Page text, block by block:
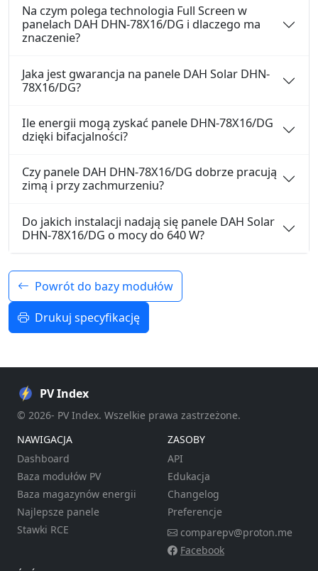
Na czym polega technologia Full Screen w
panelach DAH DHN-78X16/DG i dlaczego ma
znaczenie?
Jaka jest gwarancja na panele DAH Solar DHN-
78X16/DG?
Ile energii mogą zyskać panele DHN-78X16/DG
dzięki bifacjalności?
Czy panele DAH DHN-78X16/DG dobrze pracują
zimą i przy zachmurzeniu?
Do jakich instalacji nadają się panele DAH Solar
DHN-78X16/DG o mocy do 640 W?
Powrót do bazy modułów
Drukuj specyfikację
PV Index
© 2026- PV Index. Wszelkie prawa zastrzeżone.
NAWIGACJA
Dashboard
Baza modułów PV
Baza magazynów energii
Najlepsze panele
Stawki RCE
ZASOBY
API
Edukacja
Changelog
Preferencje
comparepv@proton.me
Facebook